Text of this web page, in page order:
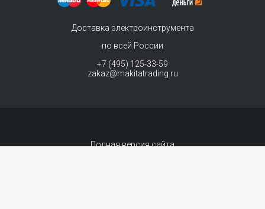
Доставка электроинструмента
по всей России
+7 (495) 125-33-59
zakaz@makitatrading.ru
Полная версия сайта